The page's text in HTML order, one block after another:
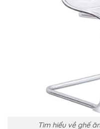
Tìm hiểu về ghế